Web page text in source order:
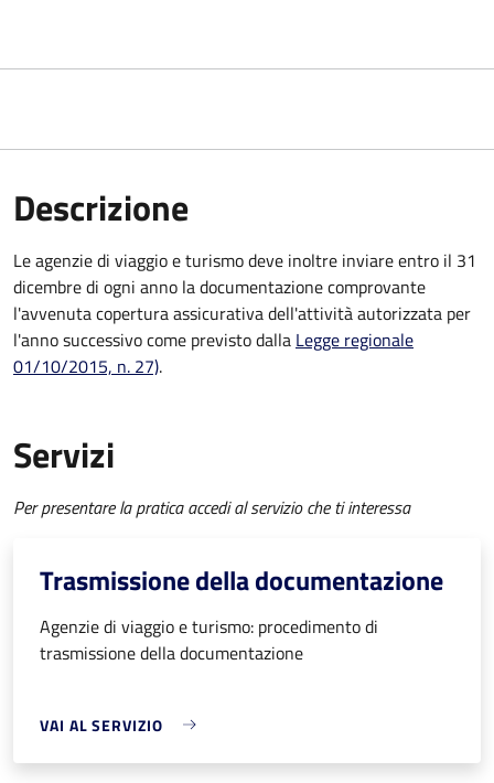
Descrizione
Le agenzie di viaggio e turismo deve inoltre inviare entro il 31
dicembre di ogni anno la documentazione comprovante
l'avvenuta copertura assicurativa dell'attività autorizzata per
l'anno successivo come previsto dalla Legge regionale
01/10/2015, n. 27).
Servizi
Per presentare la pratica accedi al servizio che ti interessa
Trasmissione della documentazione
Agenzie di viaggio e turismo: procedimento di
trasmissione della documentazione
VAI AL SERVIZIO